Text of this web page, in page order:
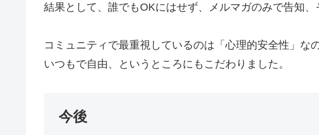
結果として、誰でもOKにはせず、メルマガのみで告知
コミュニティで最重視しているのは「心理的安全性」
いつもで自由、というところにもこだわりました。
今後